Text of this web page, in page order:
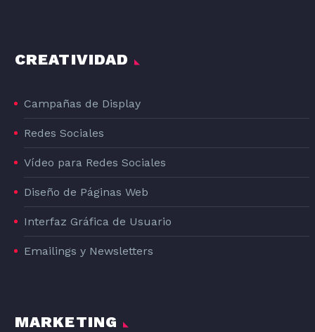
CREATIVIDAD
Campañas de Display
Redes Sociales
Vídeo para Redes Sociales
Diseño de Páginas Web
Interfaz Gráfica de Usuario
Emailings y Newsletters
MARKETING